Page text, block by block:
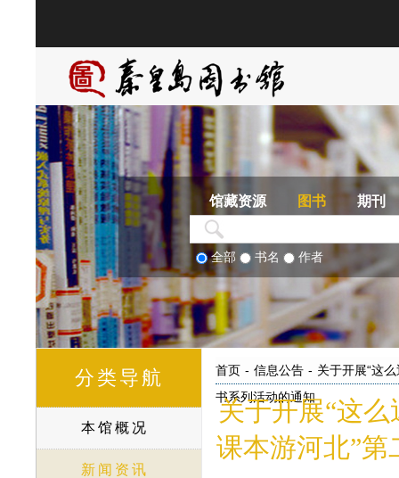
馆藏资源 图书 期刊
全部 书名 作者
分类导航
本馆概况
新闻资讯
首页 - 信息公告 - 关于开展“这
书系列活动的通知
关于开展“这
课本游河北”